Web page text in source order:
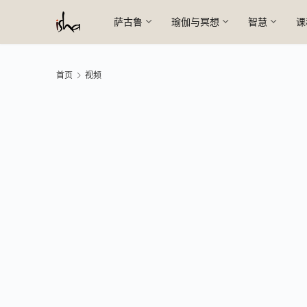
萨古鲁 瑜伽与冥想 智慧
首页 视频